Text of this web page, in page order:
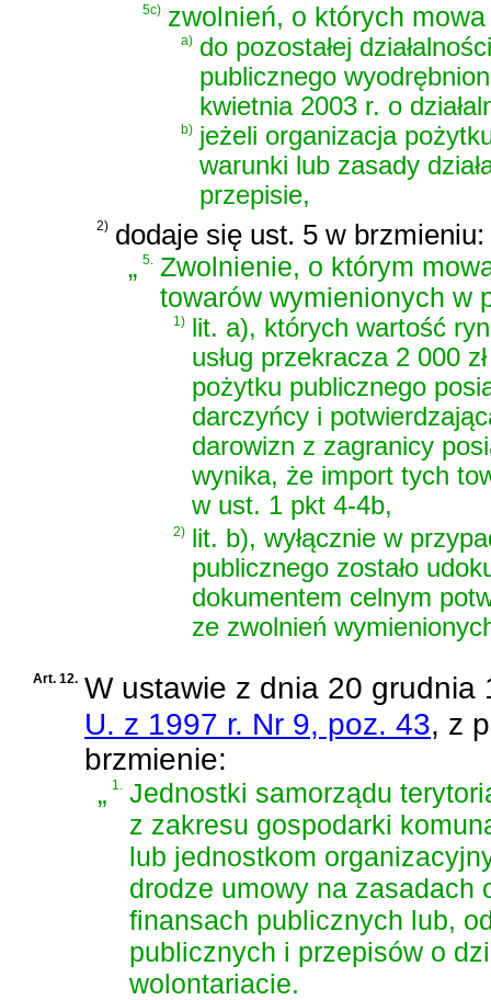
5c) zwolnień, o których
a) do pozostałej
publicznego
kwietnia 2003 r. o
b) jeżeli organizacja
warunki lub zasady
przepisie,
2) dodaje się ust. 5 w brzmieniu:
„5.
Zwolnienie, o którym
towarów wymienionych w
1) lit. a), których wartość
usług przekracza 2 000
pożytku publicznego
darczyńcy i
darowizn z zagranicy
wynika, że import tych
w ust. 1 pkt 4-4b,
2)
lit. b), wyłącznie w
publicznego zostało
dokumentem celnym
ze zwolnień
Art. 12. W ustawie z dnia 20 grudnia
U. z 1997 r. Nr 9, poz. 43, z
brzmienie:
„1.
Jednostki samorządu
z zakresu gospodarki
lub jednostkom
drodze umowy na zasadach
finansach publicznych lub,
publicznych i przepisów o
wolontariacie.